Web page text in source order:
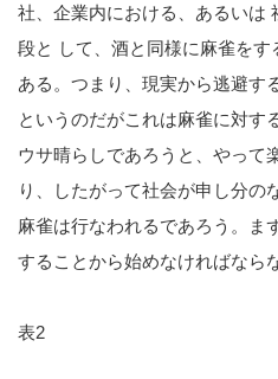
社、企業内における、あるいは
段と して、酒と同様に麻雀を
ある。つまり、現実から逃避
というのだがこれは麻雀に対す
ウサ晴らしであろうと、やって
り、したがって社会が申し分の
麻雀は行なわれるであろう。ま
することから始めなければなら
表2